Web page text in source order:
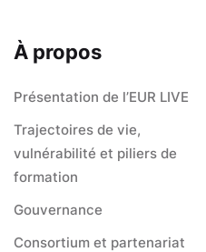
À propos
Présentation de l’EUR LIVE
Trajectoires de vie,
vulnérabilité et piliers de
formation
Gouvernance
Consortium et partenariat